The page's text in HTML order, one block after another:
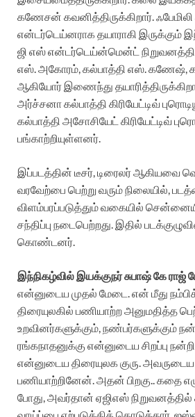
கணேசன் கவனித்திருக்கிறார்.
என்டர்டெய்னராக தயாராகி இருக்கும்
ஜி எஸ் என்டர்டெய்ன்மென்ட்
எஸ். அகோரம், கல்பாத்தி எஸ். கணேஷ்,
ஆகியோர் இணைந்து
அர்ச்சனா கல்பாத்தி கிரியேட்டிவ்
கல்பாத்தி அசோசியேட் கிரியேட்டிவ்
பங்காற்றியுள்ளனர்.
இப்படத்தின் டீசர், டிரைலர் ஆகியவை
வரவேற்பை பெற்று வரும் நிலையில்,
விளம்பரப்படுத்தும் வகையில்
சந்திப்பு நடைபெற்றது. இதில்
கொண்டனர்.
இந்நிகழ்வில் இயக்குநர் சுபாஷ் கே ராஜ்
என்னுடைய முதல் மேடை. என் மீது
திரையுலகில் பணியாற்ற அனுமதித்த
உறவினர்களுக்கும், நண்பர்களுக்கும்
ரங்கநாதனுக்கு என்னுடைய சிறப்பு
என்னுடைய திரையுலக குரு. அவருடைய
பணியாற்றினேன். அதன் பிறகு.. கதை
போது, அவர்தான் ஏஜிஎஸ்